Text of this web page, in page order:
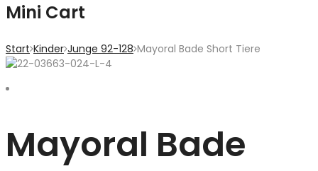
Mini Cart
Start Kinder Junge 92-128 Mayoral Bade Short Tiere
Mayoral Bade